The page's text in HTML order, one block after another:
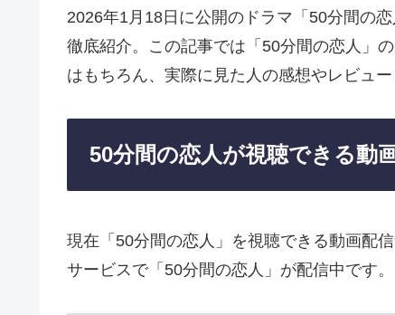
2026年1月18日に公開のドラマ「50分間の
徹底紹介。この記事では「50分間の恋人」
はもちろん、実際に見た人の感想やレビュー
50分間の恋人が視聴できる動
現在「50分間の恋人」を視聴できる動画配
サービスで「50分間の恋人」が配信中です。